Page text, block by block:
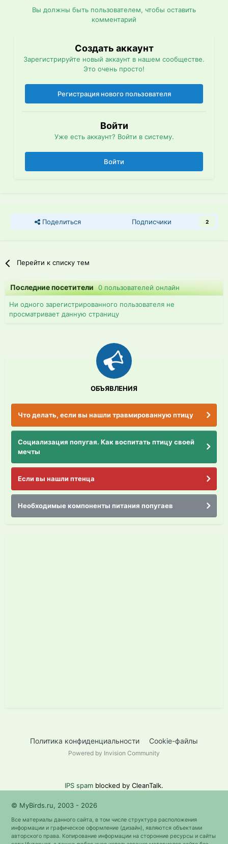
Вы должны быть пользователем, чтобы оставить
комментарий
Создать аккаунт
Зарегистрируйте новый аккаунт в нашем сообществе.
Это очень просто!
Регистрация нового пользователя
Войти
Уже есть аккаунт? Войти в систему.
Войти
Поделиться Подписчики 2
Перейти к списку тем
Последние посетители0 пользователей онлайн
Ни одного зарегистрированного пользователя не
просматривает данную страницу
ОБЪЯВЛЕНИЯ
Что делать, если вы нашли травмированную птицу
Социализация попугая. Как воспитать птицу своей
мечты
Если вы нашли птенца
Необходимые компоненты питания попугаев
Политика конфиденциальности Cookie-файлы
Powered by Invision Community
IPS spam blocked by CleanTalk.
© MyBirds.ru, 2003 - 2026
Все материалы данного сайта, в том числе структура расположения
информации и графическое оформление (дизайн), являются объектами
авторского права. Копирование информации на сторонние ресурсы и сайты